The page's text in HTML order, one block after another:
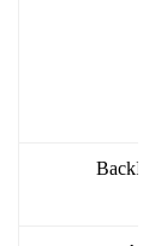
BackInfo